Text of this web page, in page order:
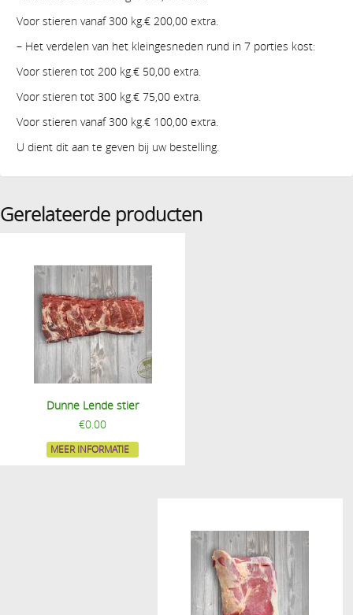
Voor stieren vanaf 300 kg.€ 200,00 extra.
– Het verdelen van het kleingesneden rund in 7 porties kost:
Voor stieren tot 200 kg.€ 50,00 extra.
Voor stieren tot 300 kg.€ 75,00 extra.
Voor stieren vanaf 300 kg.€ 100,00 extra.
U dient dit aan te geven bij uw bestelling.
Gerelateerde producten
Dunne Lende stier
€0.00
MEER INFORMATIE